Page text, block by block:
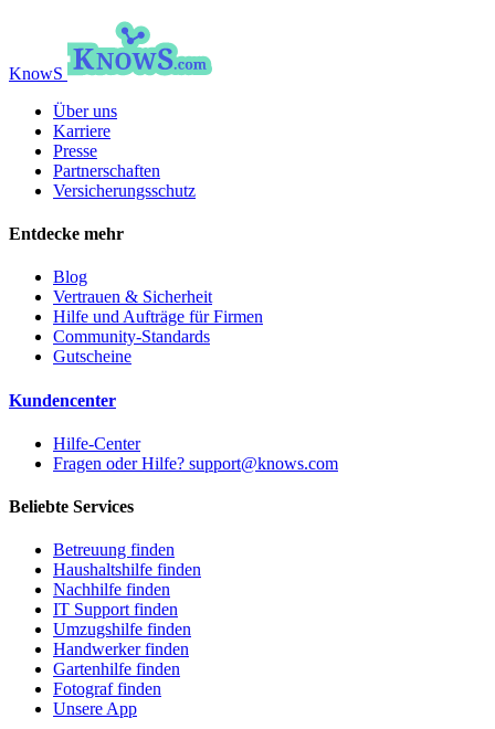
KnowS
Über uns
Karriere
Presse
Partnerschaften
Versicherungsschutz
Entdecke mehr
Blog
Vertrauen & Sicherheit
Hilfe und Aufträge für Firmen
Community-Standards
Gutscheine
Kundencenter
Hilfe-Center
Fragen oder Hilfe? support@knows.com
Beliebte Services
Betreuung finden
Haushaltshilfe finden
Nachhilfe finden
IT Support finden
Umzugshilfe finden
Handwerker finden
Gartenhilfe finden
Fotograf finden
Unsere App